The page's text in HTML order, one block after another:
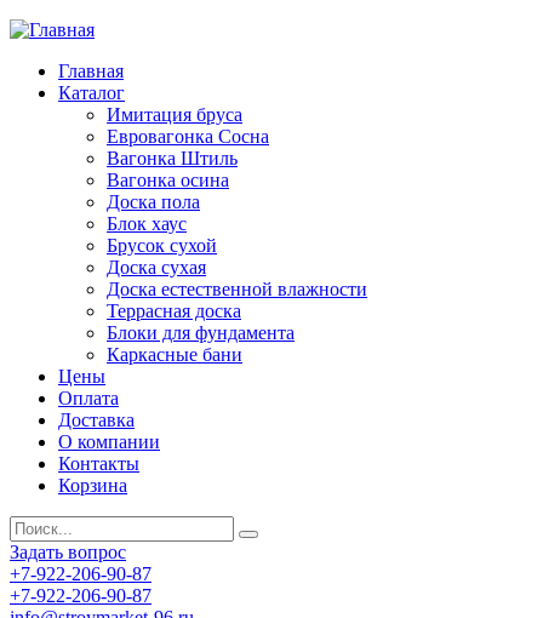
Главная
Каталог
Имитация бруса
Евровагонка Сосна
Вагонка Штиль
Вагонка осина
Доска пола
Блок хаус
Брусок сухой
Доска сухая
Доска естественной влажности
Террасная доска
Блоки для фундамента
Каркасные бани
Цены
Оплата
Доставка
О компании
Контакты
Корзина
Задать вопрос
+7-922-206-90-87
+7-922-206-90-87